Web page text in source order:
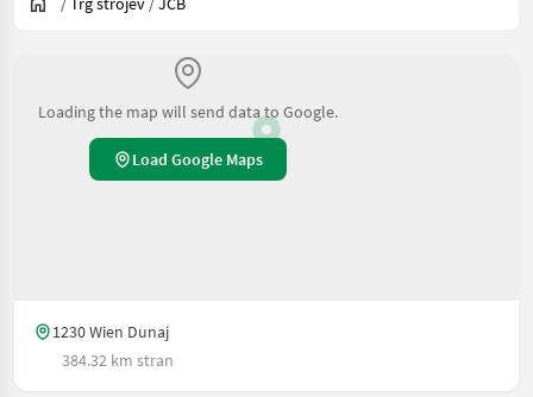
Loading the map will send data to Google.
Load Google Maps
1230 Wien Dunaj
384.32 km stran